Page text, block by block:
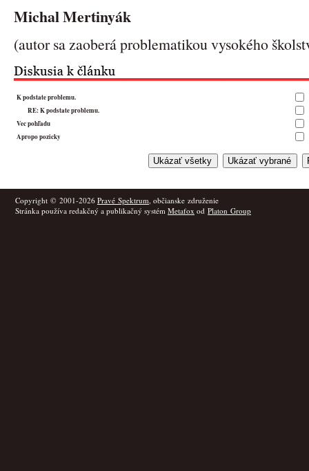
Michal Mertinyák
(autor sa zaoberá problematikou vysokého
K podstate problemu.
RE: K podstate problemu.
Vec pohľadu
Apropo pozicky
Copyright © 2001-2026 Pravé Spektrum, občianske združenie
Stránka používa redakčný a publikačný systém Metafox od Platon Group